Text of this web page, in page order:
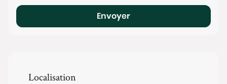
Envoyer
Localisation